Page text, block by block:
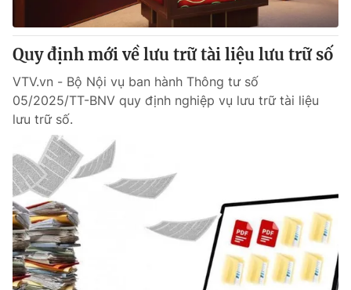
Quy định mới về lưu trữ tài liệu lưu trữ số
VTV.vn - Bộ Nội vụ ban hành Thông tư số
05/2025/TT-BNV quy định nghiệp vụ lưu trữ tài liệu
lưu trữ số.